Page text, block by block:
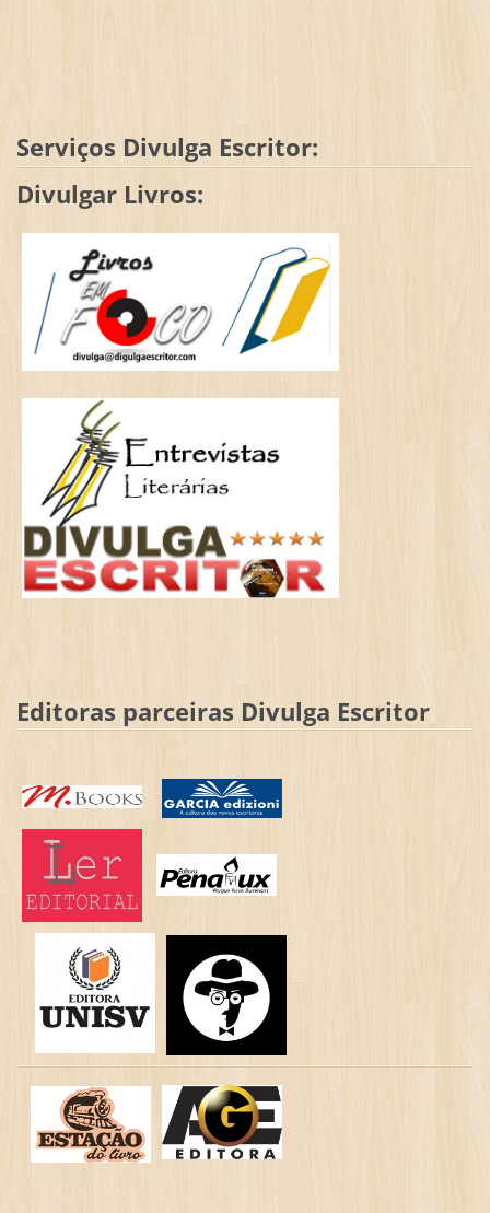
Serviços Divulga Escritor:
Divulgar Livros:
Editoras parceiras Divulga Escritor